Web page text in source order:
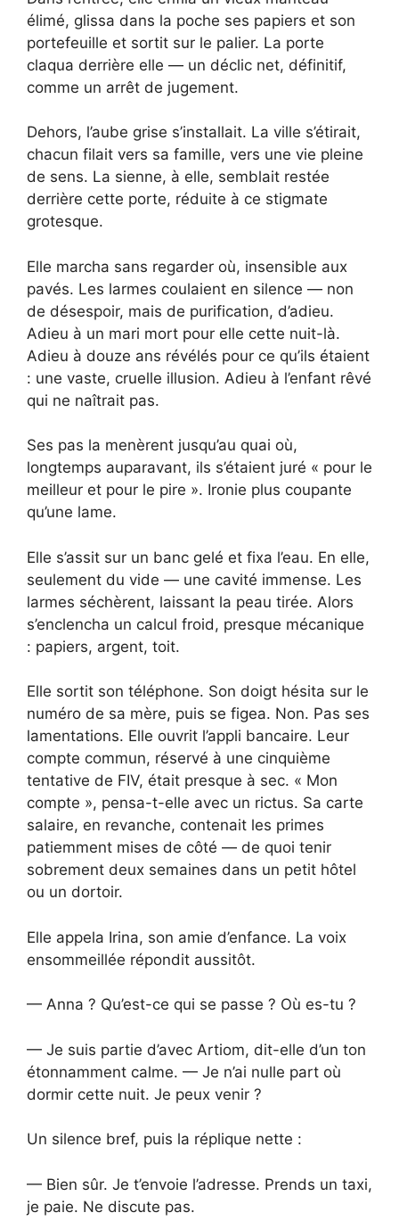
élimé, glissa dans la poche ses papiers et son
portefeuille et sortit sur le palier. La porte
claqua derrière elle — un déclic net, définitif,
comme un arrêt de jugement.
Dehors, l’aube grise s’installait. La ville s’étirait,
chacun filait vers sa famille, vers une vie pleine
de sens. La sienne, à elle, semblait restée
derrière cette porte, réduite à ce stigmate
grotesque.
Elle marcha sans regarder où, insensible aux
pavés. Les larmes coulaient en silence — non
de désespoir, mais de purification, d’adieu.
Adieu à un mari mort pour elle cette nuit-là.
Adieu à douze ans révélés pour ce qu’ils étaient
: une vaste, cruelle illusion. Adieu à l’enfant rêvé
qui ne naîtrait pas.
Ses pas la menèrent jusqu’au quai où,
longtemps auparavant, ils s’étaient juré « pour le
meilleur et pour le pire ». Ironie plus coupante
qu’une lame.
Elle s’assit sur un banc gelé et fixa l’eau. En elle,
seulement du vide — une cavité immense. Les
larmes séchèrent, laissant la peau tirée. Alors
s’enclencha un calcul froid, presque mécanique
: papiers, argent, toit.
Elle sortit son téléphone. Son doigt hésita sur le
numéro de sa mère, puis se figea. Non. Pas ses
lamentations. Elle ouvrit l’appli bancaire. Leur
compte commun, réservé à une cinquième
tentative de FIV, était presque à sec. « Mon
compte », pensa-t-elle avec un rictus. Sa carte
salaire, en revanche, contenait les primes
patiemment mises de côté — de quoi tenir
sobrement deux semaines dans un petit hôtel
ou un dortoir.
Elle appela Irina, son amie d’enfance. La voix
ensommeillée répondit aussitôt.
— Anna ? Qu’est-ce qui se passe ? Où es-tu ?
— Je suis partie d’avec Artiom, dit-elle d’un ton
étonnamment calme. — Je n’ai nulle part où
dormir cette nuit. Je peux venir ?
Un silence bref, puis la réplique nette :
— Bien sûr. Je t’envoie l’adresse. Prends un taxi,
je paie. Ne discute pas.